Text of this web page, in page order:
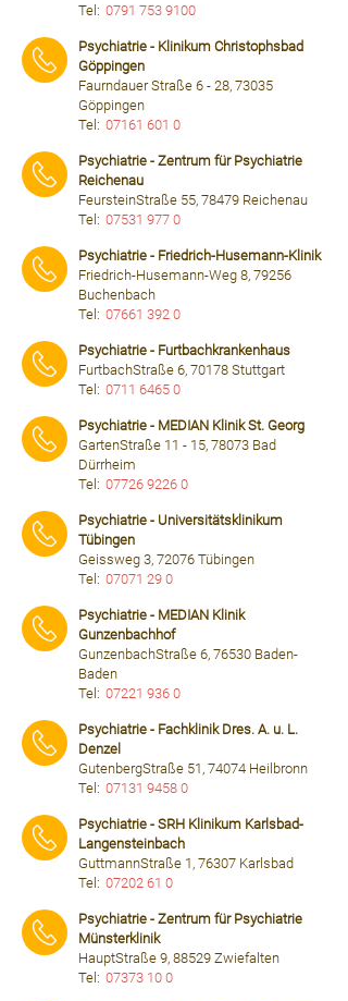
Tel: 0791 753 9100
Psychiatrie - Klinikum Christophsbad
Göppingen
Faurndauer Straße 6 - 28, 73035
Göppingen
Tel: 07161 601 0
Psychiatrie - Zentrum für Psychiatrie
Reichenau
FeursteinStraße 55, 78479 Reichenau
Tel: 07531 977 0
Psychiatrie - Friedrich-Husemann-Klinik
Friedrich-Husemann-Weg 8, 79256
Buchenbach
Tel: 07661 392 0
Psychiatrie - Furtbachkrankenhaus
FurtbachStraße 6, 70178 Stuttgart
Tel: 0711 6465 0
Psychiatrie - MEDIAN Klinik St. Georg
GartenStraße 11 - 15, 78073 Bad
Dürrheim
Tel: 07726 9226 0
Psychiatrie - Universitätsklinikum
Tübingen
Geissweg 3, 72076 Tübingen
Tel: 07071 29 0
Psychiatrie - MEDIAN Klinik
Gunzenbachhof
GunzenbachStraße 6, 76530 Baden-
Baden
Tel: 07221 936 0
Psychiatrie - Fachklinik Dres. A. u. L.
Denzel
GutenbergStraße 51, 74074 Heilbronn
Tel: 07131 9458 0
Psychiatrie - SRH Klinikum Karlsbad-
Langensteinbach
GuttmannStraße 1, 76307 Karlsbad
Tel: 07202 61 0
Psychiatrie - Zentrum für Psychiatrie
Münsterklinik
HauptStraße 9, 88529 Zwiefalten
Tel: 07373 10 0